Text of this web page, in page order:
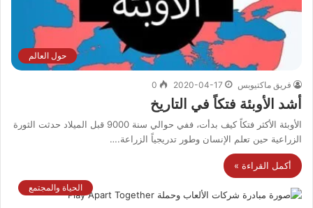
حول العالم
فريق ماكتيوبس 2020-04-17
0
أشد الأوبئة فتكاً في التاريخ
الأوبئة الأكثر فتكاً كيف بدأت، ففي حوالي سنة 9000 قبل الميلاد حدثت الثورة
الزراعية حين تعلم الإنسان وطور تدريجياً الزراعة.…
أكمل القراءة »
الحياة والمجتمع